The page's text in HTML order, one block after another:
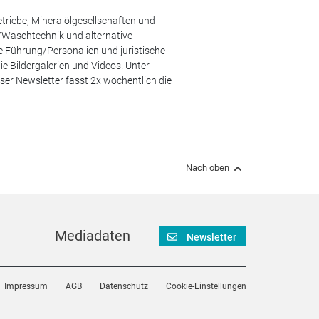
Mineralölgesellschaften und
und alternative
Führung/Personalien und juristische
Bildergalerien und Videos. Unter
Newsletter fasst 2x wöchentlich die
Nach oben
Mediadaten Newsletter
Impressum AGB Datenschutz Cookie-Einstellungen